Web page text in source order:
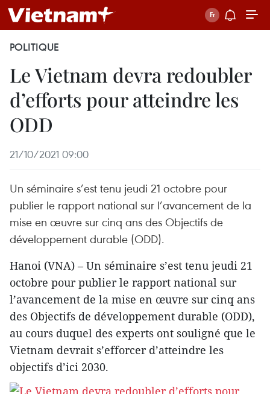
POLITIQUE
Le Vietnam devra redoubler
d’efforts pour atteindre les
ODD
21/10/2021 09:00
Un séminaire s’est tenu jeudi 21 octobre pour
publier le rapport national sur l’avancement de la
mise en œuvre sur cinq ans des Objectifs de
développement durable (ODD).
Hanoi (VNA) – Un séminaire s’est tenu jeudi 21
octobre pour publier le rapport national sur
l’avancement de la mise en œuvre sur cinq ans
des Objectifs de développement durable (ODD),
au cours duquel des experts ont souligné que le
Vietnam devrait s’efforcer d’atteindre les
objectifs d’ici 2030.